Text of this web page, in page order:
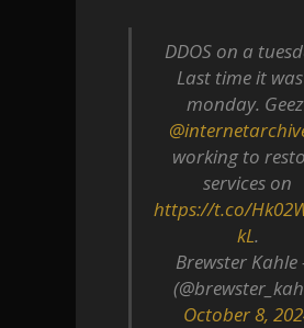
DDOS on a
Last time it
monday.
working to
services on
https://t.co/
kL.
— Brewster Kahle
October 8,